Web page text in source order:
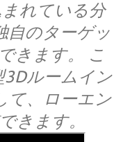
まれている分
自のターゲッ
きます。 こ
3Dルームイン
て、ローエン
きます。